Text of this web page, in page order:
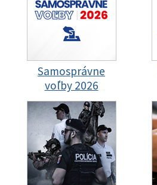
Samosprávne
voľby 2026